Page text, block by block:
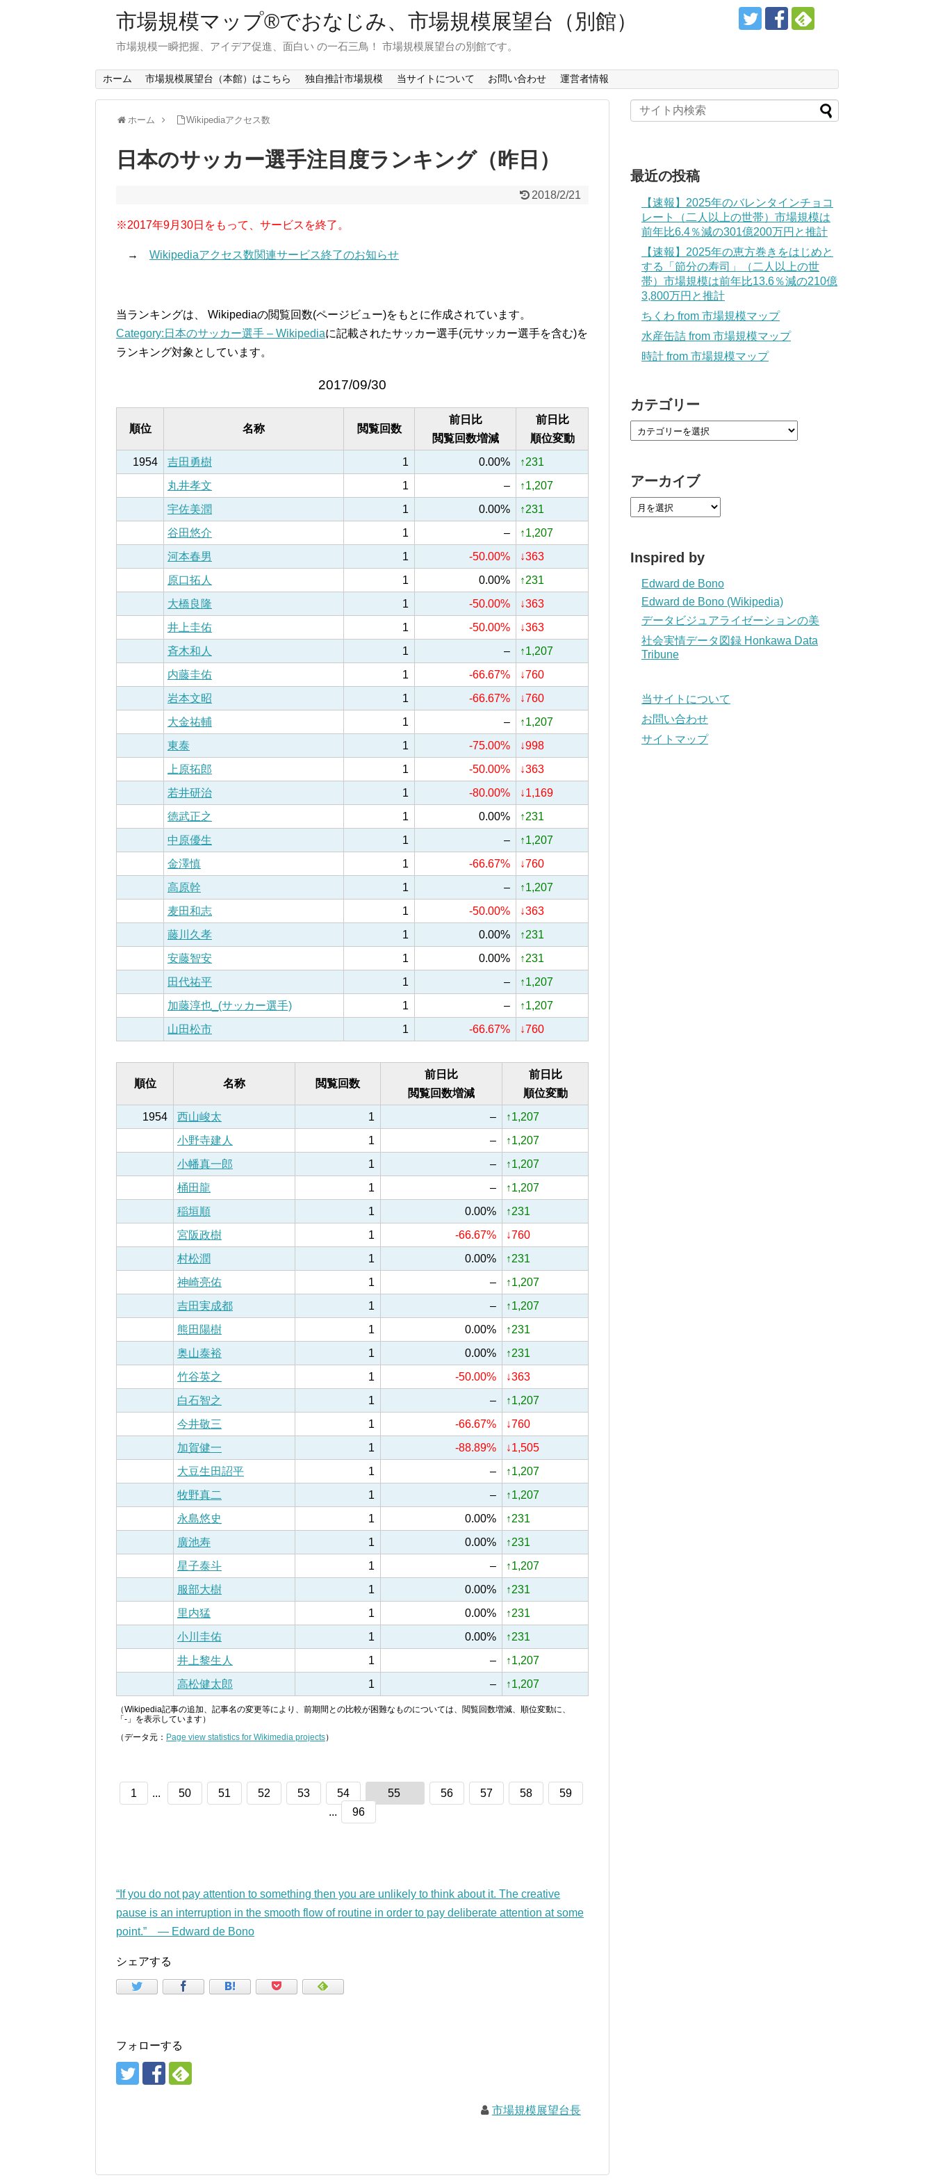
市場規模マップ®でおなじみ、市場規模展望台（別館）
市場規模一瞬把握、アイデア促進、面白い の一石三鳥！ 市場規模展望台の別館です。
ホーム 市場規模展望台（本館）はこちら 独自推計市場規模 当サイトについて お問い合わせ 運営者情報
ホーム Wikipediaアクセス数
日本のサッカー選手注目度ランキング（昨日）
2018/2/21
※2017年9月30日をもって、サービスを終了。
→ Wikipediaアクセス数関連サービス終了のお知らせ
当ランキングは、 Wikipediaの閲覧回数(ページビュー)をもとに作成されています。
Category:日本のサッカー選手 – Wikipediaに記載されたサッカー選手(元サッカー選手を含む)を
ランキング対象としています。
2017/09/30
順位 名称 閲覧回数
前日比
閲覧回数増減
前日比
順位変動
1954
吉田勇樹 1 0.00%
↑231
丸井孝文
1 –
↑1,207
宇佐美潤
1 0.00%
↑231
谷田悠介
1 –
↑1,207
河本春男
1 -50.00%
↓363
原口拓人
1 0.00%
↑231
大橋良隆
1 -50.00%
↓363
井上圭佑
1 -50.00%
↓363
斉木和人
1 –
↑1,207
内藤圭佑
1 -66.67%
↓760
岩本文昭
1 -66.67%
↓760
大金祐輔
1 –
↑1,207
東泰
1 -75.00%
↓998
上原拓郎
1 -50.00%
↓363
若井研治
1 -80.00%
↓1,169
徳武正之
1 0.00%
↑231
中原優生
1 –
↑1,207
金澤慎
1 -66.67%
↓760
高原幹
1 –
↑1,207
麦田和志
1 -50.00%
↓363
藤川久孝
1 0.00%
↑231
安藤智安
1 0.00%
↑231
田代祐平
1 –
↑1,207
加藤淳也_(サッカー選手)
1 –
↑1,207
山田松市
1 -66.67% ↓760
順位 名称 閲覧回数
前日比
閲覧回数増減
前日比
順位変動
1954
西山峻太 1 –
↑1,207
小野寺建人
1 –
↑1,207
小幡真一郎
1 –
↑1,207
桶田龍
1 –
↑1,207
稲垣順
1 0.00%
↑231
宮阪政樹
1 -66.67%
↓760
村松潤
1 0.00%
↑231
神崎亮佑
1 –
↑1,207
吉田実成都
1 –
↑1,207
熊田陽樹
1 0.00%
↑231
奥山泰裕
1 0.00%
↑231
竹谷英之
1 -50.00%
↓363
白石智之
1 –
↑1,207
今井敬三
1 -66.67%
↓760
加賀健一
1 -88.89%
↓1,505
大豆生田詔平
1 –
↑1,207
牧野真二
1 –
↑1,207
永島悠史
1 0.00%
↑231
廣池寿
1 0.00%
↑231
星子泰斗
1 –
↑1,207
服部大樹
1 0.00%
↑231
里内猛
1 0.00%
↑231
小川圭佑
1 0.00%
↑231
井上黎生人
1 –
↑1,207
高松健太郎
1 – ↑1,207
（Wikipedia記事の追加、記事名の変更等により、前期間との比較が困難なものについては、閲覧回数増減、順位変動に、
「-」を表示しています）
（データ元： Page view statistics for Wikimedia projects）
1 ... 50 51 52 53 54 55 56 57 58
59
...
96
“If you do not pay attention to something then you are unlikely to think about it. The creative
pause is an interruption in the smooth flow of routine in order to pay deliberate attention at some
point.” — Edward de Bono
シェアする
フォローする
市場規模展望台長
最近の投稿
【速報】2025年のバレンタインチョコ
レート（二人以上の世帯）市場規模は
前年比6.4％減の301億200万円と推計
【速報】2025年の恵方巻きをはじめと
する「節分の寿司」（二人以上の世
帯）市場規模は前年比13.6％減の210億
3,800万円と推計
ちくわ from 市場規模マップ
水産缶詰 from 市場規模マップ
時計 from 市場規模マップ
カテゴリー
アーカイブ
Inspired by
Edward de Bono
Edward de Bono (Wikipedia)
データビジュアライゼーションの美
社会実情データ図録 Honkawa Data
Tribune
当サイトについて
お問い合わせ
サイトマップ